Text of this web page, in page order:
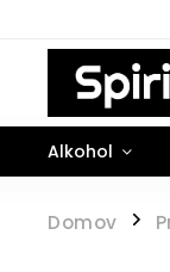
Alkohol
Domov /